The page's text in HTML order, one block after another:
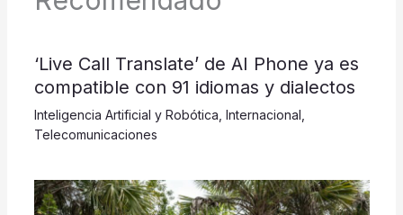
‘Live Call Translate’ de AI Phone ya es
compatible con 91 idiomas y dialectos
Inteligencia Artificial y Robótica Internacional
Telecomunicaciones